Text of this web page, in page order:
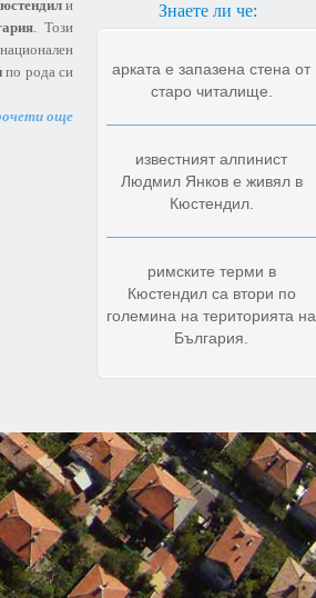
и
. Този
по рода си
още
Знаете ли че:
арката е запазена стена от
старо читалище.
известният алпинист
Людмил Янков е живял в
Кюстендил.
римските терми в
Кюстендил са втори по
големина на територията на
България.